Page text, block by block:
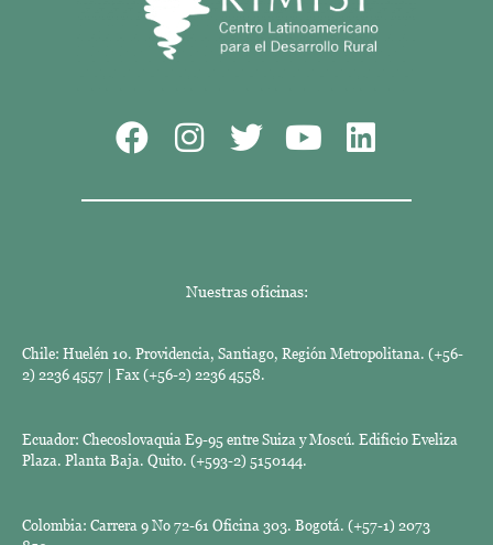
Nuestras oficinas:
Chile: Huelén 10. Providencia, Santiago, Región Metropolitana. (+56-
2) 2236 4557 | Fax (+56-2) 2236 4558.
Ecuador: Checoslovaquia E9-95 entre Suiza y Moscú. Edificio Eveliza
Plaza. Planta Baja. Quito. (+593-2) 5150144.
Colombia: Carrera 9 No 72-61 Oficina 303. Bogotá. (+57-1) 2073